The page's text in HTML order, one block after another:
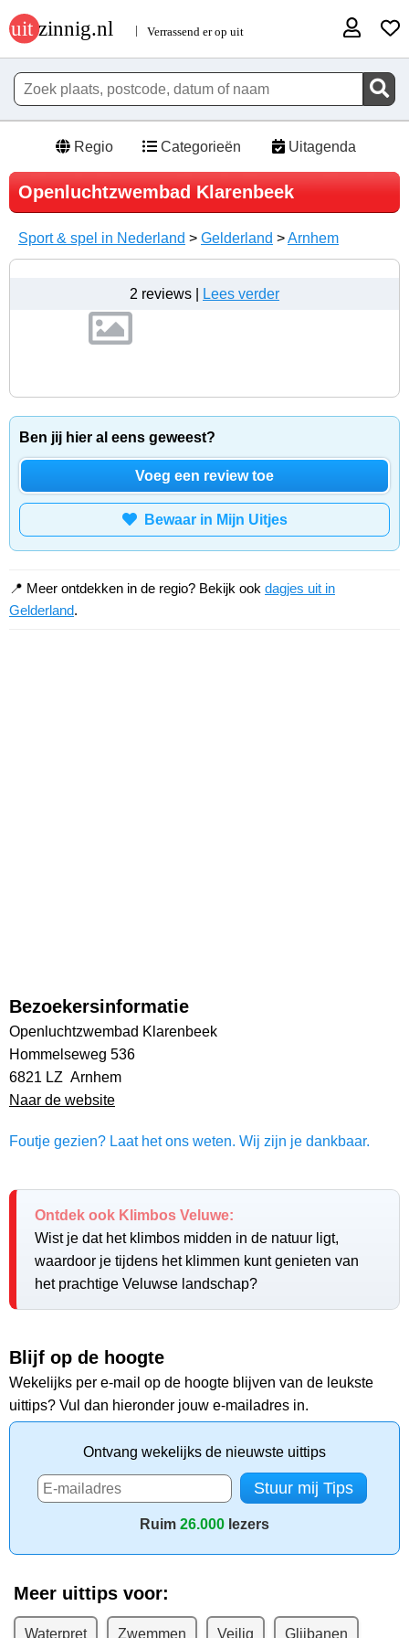
Regio Categorieën Uitagenda
Openluchtzwembad Klarenbeek
Sport & spel in Nederland > Gelderland >Arnhem
2 reviews | Lees verder
Ben jij hier al eens geweest?
Voeg een review toe
Bewaar in Mijn Uitjes
📍 Meer ontdekken in de regio? Bekijk ook dagjes uit in
Gelderland.
Bezoekersinformatie
Openluchtzwembad Klarenbeek
Hommelseweg 536
6821 LZ Arnhem
Naar de website
Foutje gezien? Laat het ons weten. Wij zijn je dankbaar.
Ontdek ook Klimbos Veluwe:
Wist je dat het klimbos midden in de natuur ligt,
waardoor je tijdens het klimmen kunt genieten van
het prachtige Veluwse landschap?
Blijf op de hoogte
Wekelijks per e-mail op de hoogte blijven van de leukste
uittips? Vul dan hieronder jouw e-mailadres in.
Ontvang wekelijks de nieuwste uittips
Ruim 26.000 lezers
Meer uittips voor:
Waterpret Zwemmen Veilig Glijbanen